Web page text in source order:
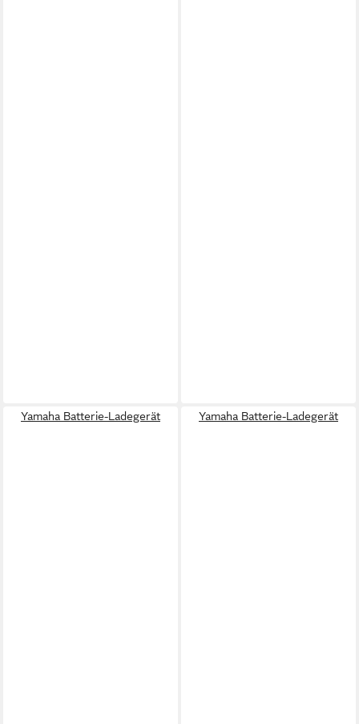
Yamaha Batterie-Ladegerät Yamaha Batterie-Ladegerät